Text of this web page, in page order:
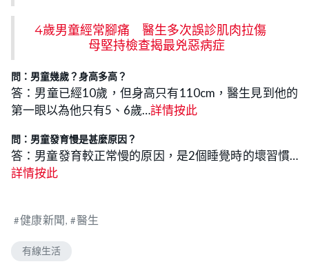
4歲男童經常腳痛 醫生多次誤診肌肉拉傷
母堅持檢查揭最兇惡病症
問：男童幾歲？身高多高？
答：男童已經10歲，但身高只有110cm，醫生見到他的
第一眼以為他只有5、6歲…詳情按此
問：男童發育慢是甚麼原因？
答：男童發育較正常慢的原因，是2個睡覺時的壞習慣…
詳情按此
健康新聞 醫生
有線生活